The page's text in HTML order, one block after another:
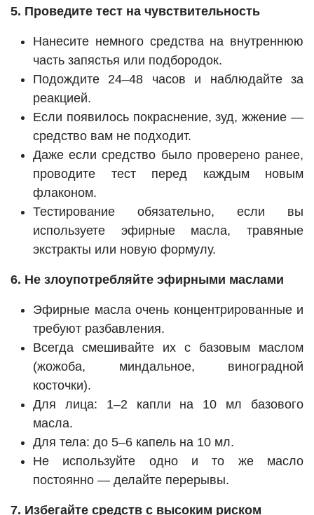
5. Проведите тест на чувствительность
Нанесите немного средства на внутреннюю
часть запястья или подбородок.
Подождите 24–48 часов и наблюдайте за
реакцией.
Если появилось покраснение, зуд, жжение —
средство вам не подходит.
Даже если средство было проверено ранее,
проводите тест перед каждым новым
флаконом.
Тестирование обязательно, если вы
используете эфирные масла, травяные
экстракты или новую формулу.
6. Не злоупотребляйте эфирными маслами
Эфирные масла очень концентрированные и
требуют разбавления.
Всегда смешивайте их с базовым маслом
(жожоба, миндальное, виноградной
косточки).
Для лица: 1–2 капли на 10 мл базового
масла.
Для тела: до 5–6 капель на 10 мл.
Не используйте одно и то же масло
постоянно — делайте перерывы.
7. Избегайте средств с высоким риском